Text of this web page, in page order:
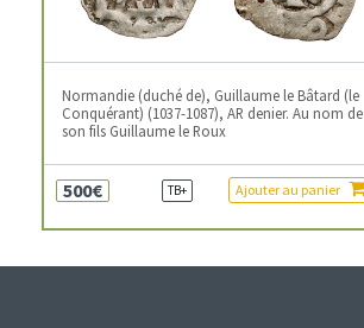
Normandie (duché de), Guillaume le Bâtard (le
Conquérant) (1037-1087), AR denier. Au nom de
son fils Guillaume le Roux
500€ TB+ Ajouter au panier